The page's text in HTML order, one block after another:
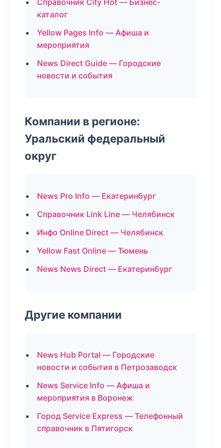
Справочник City Hot — Бизнес-
каталог
Yellow Pages Info — Афиша и
мероприятия
News Direct Guide — Городские
новости и события
Компании в регионе:
Уральский федеральный
округ
News Pro Info — Екатеринбург
Справочник Link Line — Челябинск
Инфо Online Direct — Челябинск
Yellow Fast Online — Тюмень
News News Direct — Екатеринбург
Другие компании
News Hub Portal — Городские
новости и события в Петрозаводск
News Service Info — Афиша и
мероприятия в Воронеж
Город Service Express — Телефонный
справочник в Пятигорск